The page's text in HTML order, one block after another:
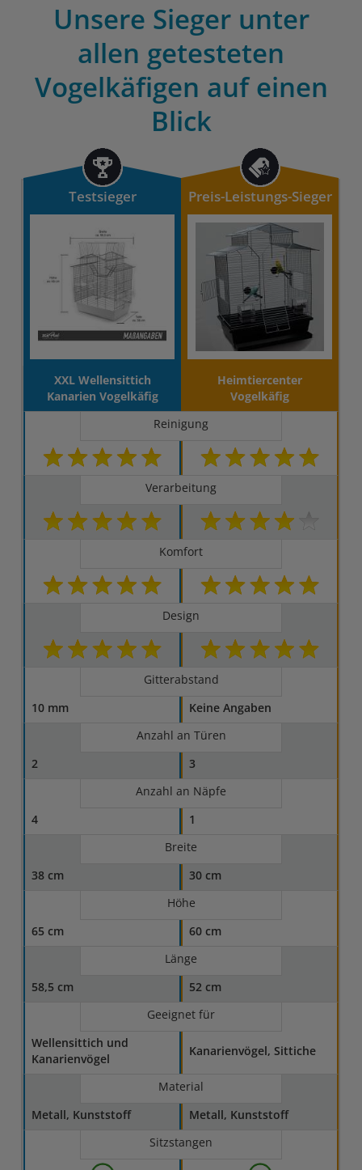
Unsere Sieger unter
allen getesteten
Vogelkäfigen auf einen
Blick
Testsieger Preis-Leistungs-Sieger
XXL Wellensittich
Kanarien Vogelkäfig
Heimtiercenter
Vogelkäfig
Reinigung
Verarbeitung
Komfort
Design
Gitterabstand
10 mm
Keine Angaben
Anzahl an Türen
2
3
Anzahl an Näpfe
4
1
Breite
38 cm
30 cm
Höhe
65 cm
60 cm
Länge
58,5 cm
52 cm
Geeignet für
Wellensittich und
Kanarienvögel
Kanarienvögel, Sittiche
Material
Metall, Kunststoff
Metall, Kunststoff
Sitzstangen